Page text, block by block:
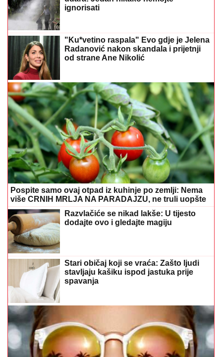
ignorisati
"Ku*vetino raspala" Evo gdje je Jelena
Radanović nakon skandala i prijetnji
od strane Ane Nikolić
Pospite samo ovaj otpad iz kuhinje po zemlji: Nema
više CRNIH MRLJA NA PARADAJZU, ne truli uopšte
Razvlačiće se nikad lakše: U tijesto
dodajte ovo i gledajte magiju
Stari običaj koji se vraća: Zašto ljudi
stavljaju kašiku ispod jastuka prije
spavanja